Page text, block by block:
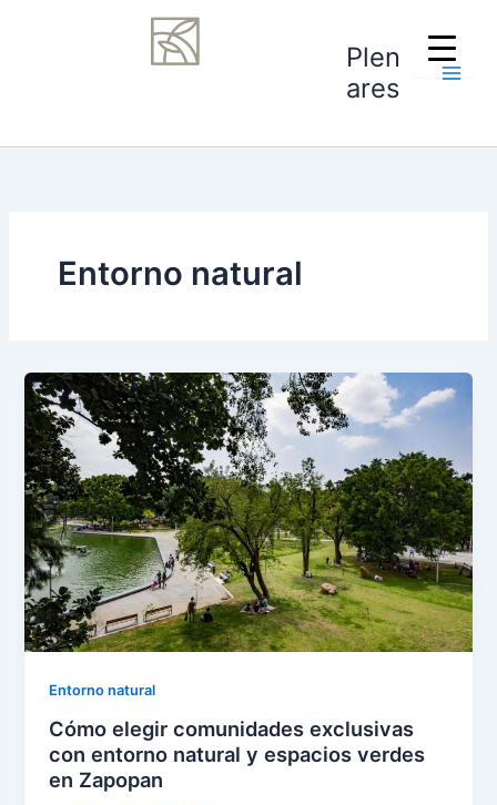
Plen
ares
Entorno natural
Entorno natural
Cómo elegir comunidades exclusivas
con entorno natural y espacios verdes
en Zapopan